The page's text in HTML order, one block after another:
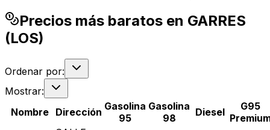
Precios más baratos en GARRES
(LOS)
Ordenar por:
Mostrar:
Nombre Dirección Gasolina
95
Gasolina
98
Diesel
G95